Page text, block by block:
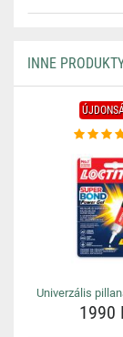
INNE
Univerzális
1990